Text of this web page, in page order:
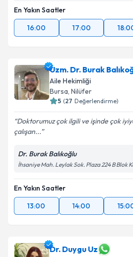
En Yakın Saatler
16:00
17:00
Uzm. Dr. Burak
Aile Hekimliği
Bursa, Nilüfer
5 (27 Değerlendirme)
Doktorumuz çok ilgili ve işinde çok
çalışan...
Dr. Burak Balıkoğlu
İhsaniye Mah. Leylak Sok. Plaza 224 B Blok
En Yakın Saatler
13:00
14:00
Dr. Duygu Uz